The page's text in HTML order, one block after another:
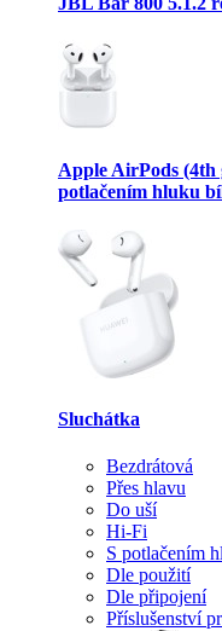
Apple AirPods (4th
potlačením hluku
Sluchátka
Bezdrátová
Přes hlavu
Do uší
Hi-Fi
S potlačením
Dle použití
Dle připojení
Příslušenství